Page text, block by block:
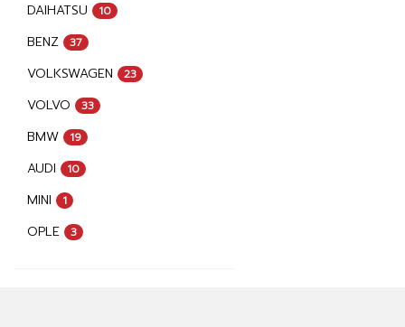
DAIHATSU 10
BENZ 37
VOLKSWAGEN 23
VOLVO 33
BMW 19
AUDI 10
MINI 1
OPLE 3